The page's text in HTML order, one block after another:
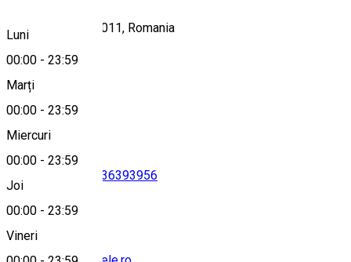
Luni
00:00 - 23:59
Marți
00:00 - 23:59
Miercuri
00:00 - 23:59
Joi
00:00 - 23:59
Vineri
E70, Beharca 207011, Romania
Hartă
0736393956